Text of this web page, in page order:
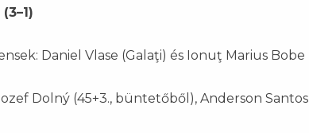
Daniel Vlase (Galaţi) és Ionuţ Marius Bobe
Dolný (45+3., büntetőből), Anderson Santos